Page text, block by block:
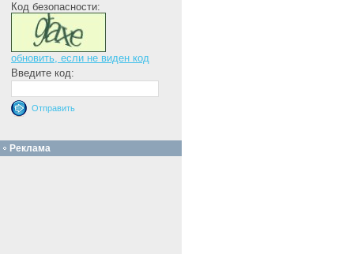
Код безопасности:
обновить, если не виден код
Введите код:
Реклама